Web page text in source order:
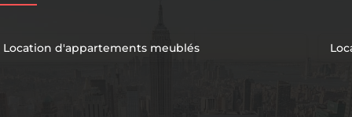
Location d'appartements meublés